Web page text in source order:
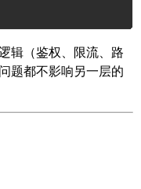
辑（鉴权、限流、路
题都不影响另一层的